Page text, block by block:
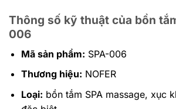
Thông số kỹ thuật của bồn
006
Mã sản phẩm: SPA-006
Thương hiệu: NOFER
Loại: bồn tắm SPA massage, xục